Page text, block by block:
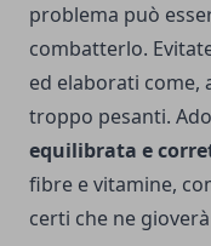
problema può
combatterlo.
ed elaborati
troppo pesanti.
equilibrata e
fibre e vitamine,
certi che ne